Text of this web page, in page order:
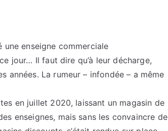
enseigne commerciale
jour… Il faut dire qu’à leur décharge,
années. La rumeur – infondée – a même
en juillet 2020, laissant un magasin de
enseignes, mais sans les convaincre de